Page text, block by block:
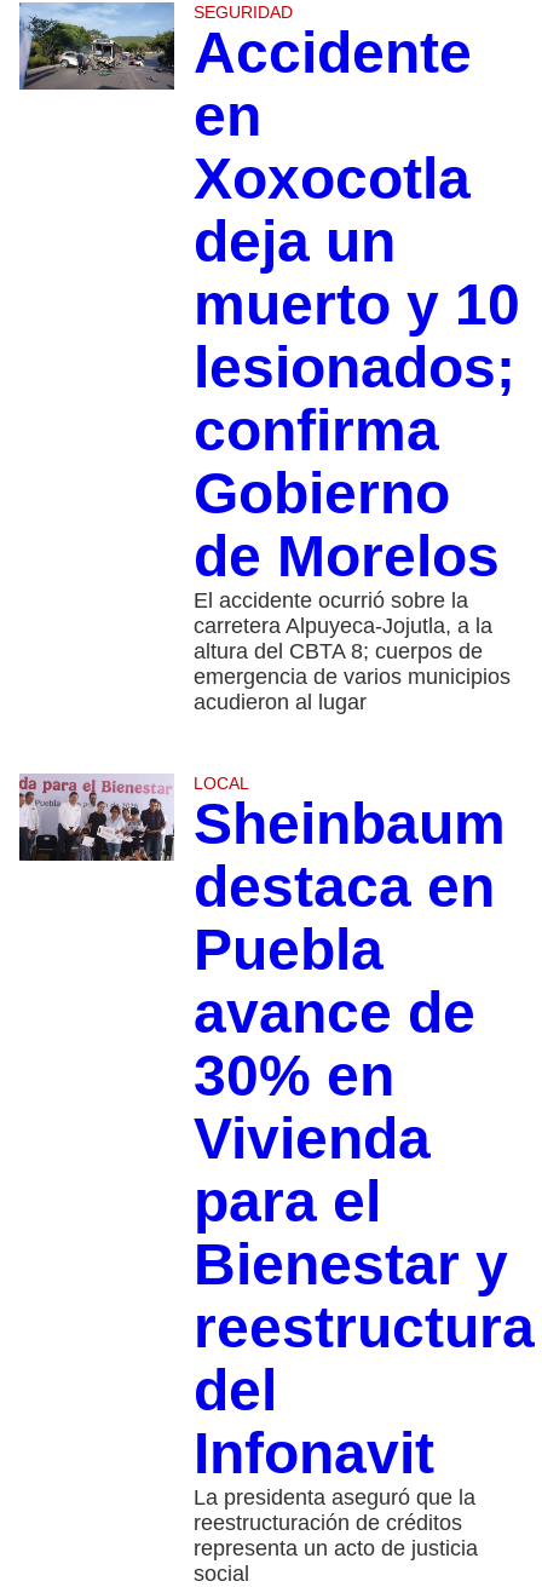
SEGURIDAD
Accidente
en
Xoxocotla
deja un
muerto y 10
lesionados;
confirma
Gobierno
de Morelos
El accidente ocurrió sobre la
carretera Alpuyeca-Jojutla, a la
altura del CBTA 8; cuerpos de
emergencia de varios municipios
acudieron al lugar
LOCAL
Sheinbaum
destaca en
Puebla
avance de
30% en
Vivienda
para el
Bienestar y
reestructura
del
Infonavit
La presidenta aseguró que la
reestructuración de créditos
representa un acto de justicia
social